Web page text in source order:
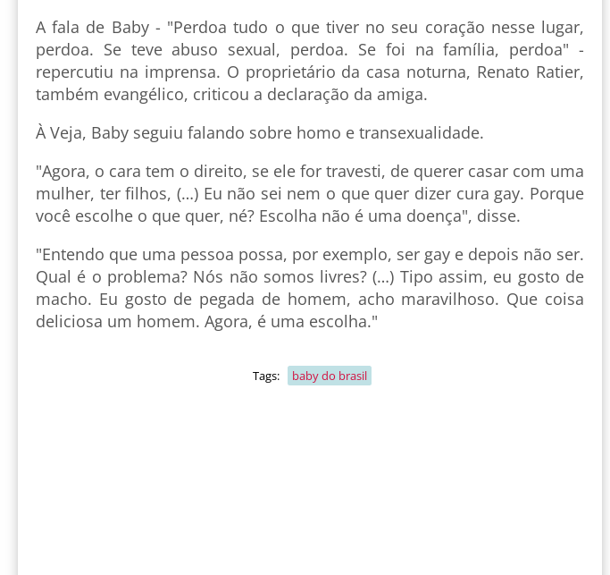
A fala de Baby - "Perdoa tudo o que tiver no seu coração nesse lugar,
perdoa. Se teve abuso sexual, perdoa. Se foi na família, perdoa" -
repercutiu na imprensa. O proprietário da casa noturna, Renato Ratier,
também evangélico, criticou a declaração da amiga.
À Veja, Baby seguiu falando sobre homo e transexualidade.
"Agora, o cara tem o direito, se ele for travesti, de querer casar com uma
mulher, ter filhos, (…) Eu não sei nem o que quer dizer cura gay. Porque
você escolhe o que quer, né? Escolha não é uma doença", disse.
"Entendo que uma pessoa possa, por exemplo, ser gay e depois não ser.
Qual é o problema? Nós não somos livres? (…) Tipo assim, eu gosto de
macho. Eu gosto de pegada de homem, acho maravilhoso. Que coisa
deliciosa um homem. Agora, é uma escolha."
Tags: baby do brasil